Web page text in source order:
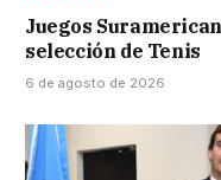
Juegos
selección de Tenis
6 de agosto de 2026